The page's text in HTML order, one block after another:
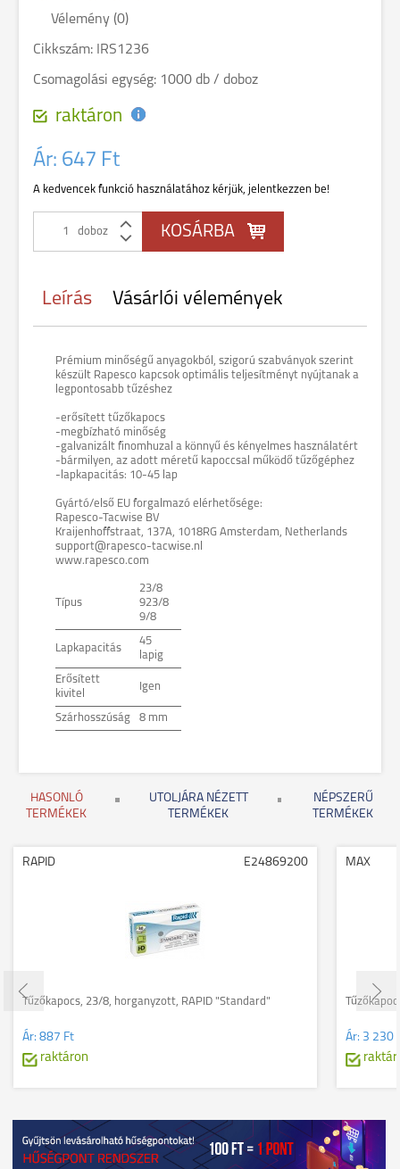
Vélemény (0)
Cikkszám: IRS1236
Csomagolási egység: 1000 db / doboz
raktáron
Ár: 647 Ft
A kedvencek funkció használatához kérjük, jelentkezzen be!
doboz
Leírás Vásárlói vélemények
Prémium minőségű anyagokból, szigorú szabványok szerint
készült Rapesco kapcsok optimális teljesítményt nyújtanak a
legpontosabb tűzéshez
-erősített tűzőkapocs
-megbízható minőség
-galvanizált finomhuzal a könnyű és kényelmes használatért
-bármilyen, az adott méretű kapoccsal működő tűzőgéphez
-lapkapacitás: 10-45 lap
Gyártó/első EU forgalmazó elérhetősége:
Rapesco-Tacwise BV
Kraijenhoffstraat, 137A, 1018RG Amsterdam, Netherlands
support@rapesco-tacwise.nl
www.rapesco.com
Típus
23/8
923/8
9/8
Lapkapacitás
45
lapig
Erősített
kivitel
Igen
Szárhosszúság 8 mm
HASONLÓ
TERMÉKEK
UTOLJÁRA NÉZETT
TERMÉKEK
NÉPSZERŰ
TERMÉKEK
RAPID E24869200
Tűzőkapocs, 23/8, horganyzott, RAPID "Standard"
Ár: 887 Ft
raktáron
MAX
Ár: 3 230